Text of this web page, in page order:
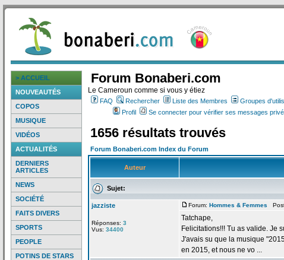
> ACCUEIL
NOUVEAUTÉS
COPOS
MUSIQUE
VIDÉOS
ACTUALITÉS
DERNIERS
ARTICLES
NEWS
SOCIÉTÉ
FAITS DIVERS
SPORTS
PEOPLE
POTINS DE STARS
Forum Bonaberi.com
Le Cameroun comme si vous y étiez
FAQ Rechercher Liste des Membres Groupes
Profil
Se connecter pour vérifier ses messages
1656 résultats trouvés
Forum Bonaberi.com Index du Forum
Auteur
Sujet:
jazziste
Réponses: 3
Vus: 34400
Forum: Hommes & Femmes
Tatchape,
Felicitations!!! Tu as valide. Je
J'avais su que la musique
en 2015, et nous ne vo ...